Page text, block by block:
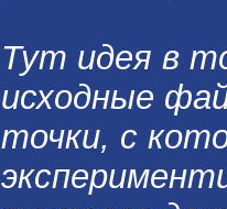
Тут идея в
исходные
точки, с